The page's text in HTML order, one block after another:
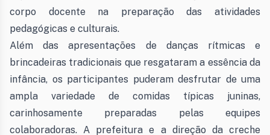
corpo docente na preparação das atividades
pedagógicas e culturais.
Além das apresentações de danças rítmicas e
brincadeiras tradicionais que resgataram a essência da
infância, os participantes puderam desfrutar de uma
ampla variedade de comidas típicas juninas,
carinhosamente preparadas pelas equipes
colaboradoras. A prefeitura e a direção da creche